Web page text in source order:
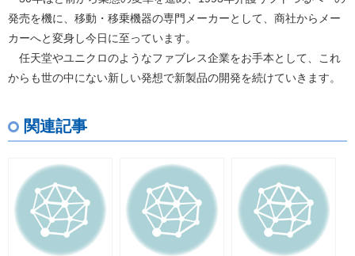
発売を機に、移動・移乗機器の専門メーカーとして、商社からメー
カーへと変身し今日に至っています。
任天堂やユニクロのようなファブレス企業をお手本として、これ
からも世の中にない新しい発想で新製品の開発を続けていきます。
関連記事